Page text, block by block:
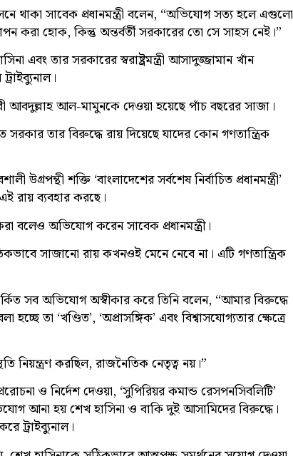
থাকা সাবেক প্রধানমন্ত্রী বলেন, “অভিযোগ সত্য হলে এগুলো
করা হোক, কিন্তু অন্তর্বর্তী সরকারের তো সে সাহস নেই।”
এবং তার সরকারের স্বরাষ্ট্রমন্ত্রী আসাদুজ্জামান খাঁন
আল-মামুনকে দেওয়া হয়েছে পাঁচ বছরের সাজা।
তার বিরুদ্ধে রায় দিয়েছে যাদের কোন গণতান্ত্রিক
উগ্রপন্থী শক্তি ‘বাংলাদেশের সর্বশেষ নির্বাচিত প্রধানমন্ত্রী’
রায় ব্যবহার করছে।
বলেও অভিযোগ করেন সাবেক প্রধানমন্ত্রী।
সাজানো রায় কখনওই মেনে নেবে না। এটি গণতান্ত্রিক
সব অভিযোগ অস্বীকার করে তিনি বলেন, “আমার বিরুদ্ধে
তা ‘খণ্ডিত’, ‘অপ্রাসঙ্গিক’ এবং বিশ্বাসযোগ্যতার ক্ষেত্রে
নিয়ন্ত্রণ করছিল, রাজনৈতিক নেতৃত্ব নয়।”
ও নির্দেশ দেওয়া, ‘সুপিরিয়র কমান্ড রেসপনসিবলিটি’
আনা হয় শেখ হাসিনা ও বাকি দুই আসামিদের বিরুদ্ধে।
ট্রাইব্যুনাল।